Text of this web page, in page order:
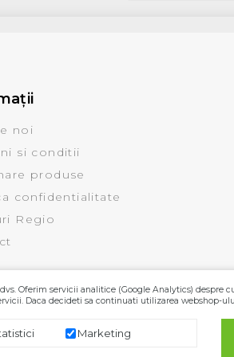
noi
si conditii
produse
confidentialitate
Regio
Oferim servicii analitice (Google Analytics) despre
Daca decideti sa continuati utilizarea webshop-
Marketing